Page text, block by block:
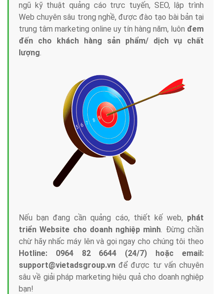
ngũ kỹ thuật quảng cáo trực tuyến, SEO, lập trình
Web chuyên sâu trong nghề, được đào tạo bài bản tại
trung tâm marketing online uy tín hàng năm, luôn đem
đến cho khách hàng sản phẩm/ dịch vụ chất
lượng.
Nếu bạn đang cần quảng cáo, thiết kế web, phát
triển Website cho doanh nghiệp mình. Đừng chần
chừ hãy nhấc máy lên và gọi ngay cho chúng tôi theo
Hotline: 0964 82 6644 (24/7) hoặc email:
support@vietadsgroup.vn để được tư vấn chuyên
sâu về giải pháp marketing hiệu quả cho doanh nghiệp
bạn!